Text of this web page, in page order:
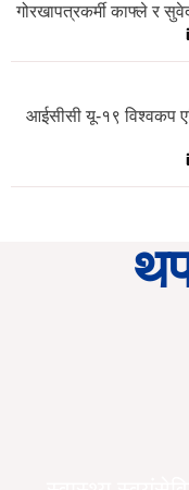
गोरखापत्रकर्मी काफ्ले र
आईसीसी यू-१९ विश्वकप